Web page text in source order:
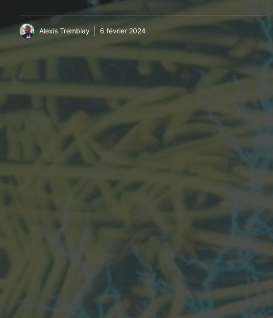
Alexis Tremblay 6 février 2024